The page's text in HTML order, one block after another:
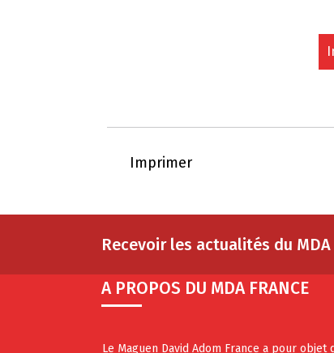
Imprimer
Recevoir les actualités du MDA
A PROPOS DU MDA FRANCE
Le Maguen David Adom France a pour objet